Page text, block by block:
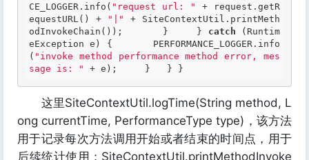
CE_LOGGER.info( "request url: "
+ request.getR
equestURL() +
"|"
+ SiteContextUtil.printMeth
odInvokeChain());       }     } catch (Runtim
eException e) {       PERFORMANCE_LOGGER.info
( "invoke method performance method error, mes
sage is: "
+ e);     }   } }
这里SiteContextUtil.logTime(String method, L
ong currentTime, PerformanceType type)，该方法
用于记录每次方法调用开始或者结束的时间点，用于
后续统计使用；SiteContextUtil.printMethodInvoke